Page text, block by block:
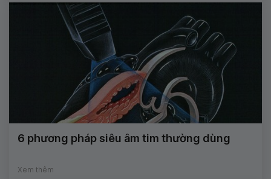
6 phương pháp siêu âm tim thường dùng
Xem thêm